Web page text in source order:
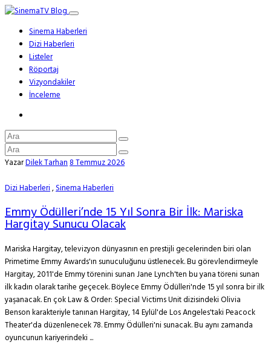
Sinema Haberleri
Dizi Haberleri
Listeler
Röportaj
Vizyondakiler
İnceleme
YazarDilek Tarhan8 Temmuz 2026
Dizi Haberleri,Sinema Haberleri
Emmy Ödülleri’nde 15 Yıl Sonra Bir İlk: Mariska
Hargitay Sunucu Olacak
Mariska Hargitay, televizyon dünyasının en prestijli gecelerinden biri olan
Primetime Emmy Awards'ın sunuculuğunu üstlenecek. Bu görevlendirmeyle
Hargitay, 2011'de Emmy törenini sunan Jane Lynch'ten bu yana töreni sunan
ilk kadın olarak tarihe geçecek. Böylece Emmy Ödülleri'nde 15 yıl sonra bir ilk
yaşanacak. En çok Law & Order: Special Victims Unit dizisindeki Olivia
Benson karakteriyle tanınan Hargitay, 14 Eylül'de Los Angeles'taki Peacock
Theater'da düzenlenecek 78. Emmy Ödülleri'ni sunacak. Bu aynı zamanda
oyuncunun kariyerindeki ...